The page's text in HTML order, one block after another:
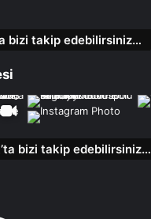
bizi takip edebilirsiniz…
bizi takip edebilirsiniz…